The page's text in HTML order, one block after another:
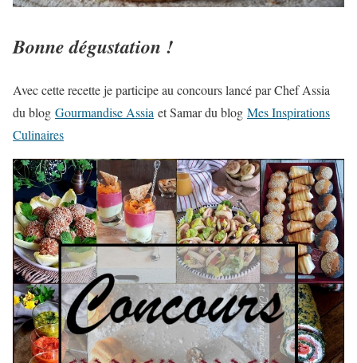
Bonne dégustation !
Avec cette recette je participe au concours lancé par Chef Assia
du blog Gourmandise Assia et Samar du blog Mes Inspirations
Culinaires